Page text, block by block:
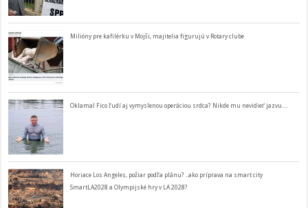
Milióny pre kafilérku v Mojši, majitelia figurujú v Rotary clube
Oklamal Fico ľudí aj vymyslenou operáciou srdca? Nikde mu nevidieť jazvu…
Horiace Los Angeles, požiar podľa plánu? ..ako príprava na smart city
SmartLA2028 a Olympijské hry v LA 2028?